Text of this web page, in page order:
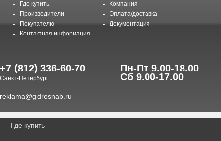
Где купить
Компания
Производители
Оплата/доставка
Покупателю
Документация
Контактная информация
+7 (812) 336-60-70
Санкт-Петербург
Пн-Пт 9.00-18.00
Сб 9.00-17.00
reklama@gidrosnab.ru
Где купить